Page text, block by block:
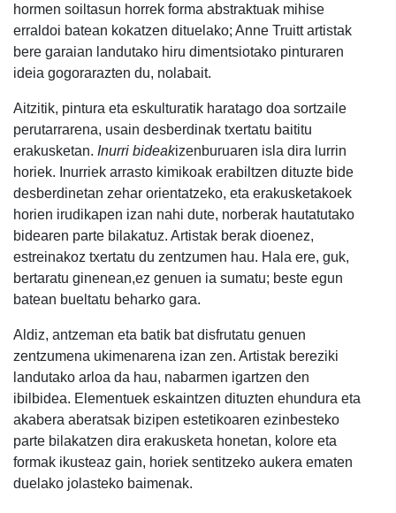
hormen soiltasun horrek forma abstraktuak mihise
erraldoi batean kokatzen dituelako; Anne Truitt artistak
bere garaian landutako hiru dimentsiotako pinturaren
ideia gogorarazten du, nolabait.
Aitzitik, pintura eta eskulturatik haratago doa sortzaile
perutarrarena, usain desberdinak txertatu baititu
erakusketan. Inurri bideakizenburuaren isla dira lurrin
horiek. Inurriek arrasto kimikoak erabiltzen dituzte bide
desberdinetan zehar orientatzeko, eta erakusketakoek
horien irudikapen izan nahi dute, norberak hautatutako
bidearen parte bilakatuz. Artistak berak dioenez,
estreinakoz txertatu du zentzumen hau. Hala ere, guk,
bertaratu ginenean,ez genuen ia sumatu; beste egun
batean bueltatu beharko gara.
Aldiz, antzeman eta batik bat disfrutatu genuen
zentzumena ukimenarena izan zen. Artistak bereziki
landutako arloa da hau, nabarmen igartzen den
ibilbidea. Elementuek eskaintzen dituzten ehundura eta
akabera aberatsak bizipen estetikoaren ezinbesteko
parte bilakatzen dira erakusketa honetan, kolore eta
formak ikusteaz gain, horiek sentitzeko aukera ematen
duelako jolasteko baimenak.